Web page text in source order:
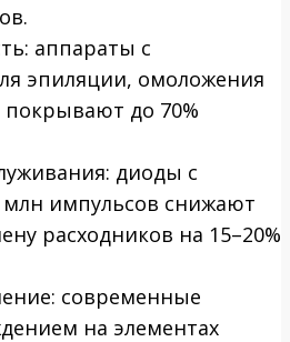
аппараты с
эпиляции, омоложения
покрывают до 70%
диоды с
млн импульсов снижают
расходников на 15–20%
современные
на элементах